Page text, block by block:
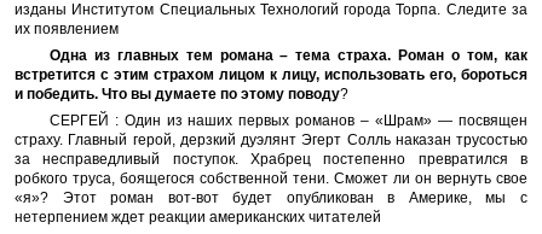
изданы Институтом Специальных Технологий города Торпа. Следите за
их появлением
Одна из главных тем романа – тема страха. Роман о том, как
встретится с этим страхом лицом к лицу, использовать его, бороться
и победить. Что вы думаете по этому поводу?
СЕРГЕЙ : Один из наших первых романов – «Шрам» — посвящен
страху. Главный герой, дерзкий дуэлянт Эгерт Солль наказан трусостью
за несправедливый поступок. Храбрец постепенно превратился в
робкого труса, боящегося собственной тени. Сможет ли он вернуть свое
«я»? Этот роман вот-вот будет опубликован в Америке, мы с
нетерпением ждет реакции американских читателей